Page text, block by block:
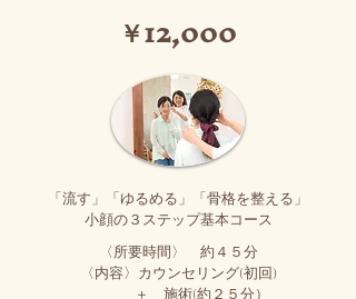
​￥12,000
​「流す」「ゆるめる」「骨格を整える」
小顔の３ステップ基本コース
〈所要時間〉 約４５分
〈内容〉 カウンセリング(初回)
＋ 施術(約２５分）